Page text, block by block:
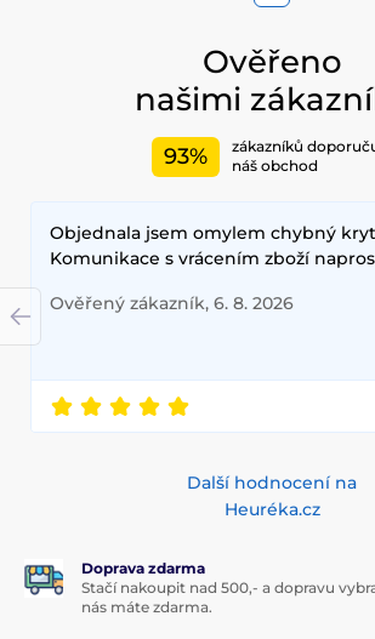
Ověřeno
našimi
93%
zákazníků
náš obchod
Objednala jsem omylem chybný
Komunikace s vrácením zboží
Ověřený zákazník, 6. 8. 2026
Další hodnocení na
Heuréka.cz
Doprava zdarma
Stačí nakoupit nad 500,- a dopravu
nás máte zdarma.